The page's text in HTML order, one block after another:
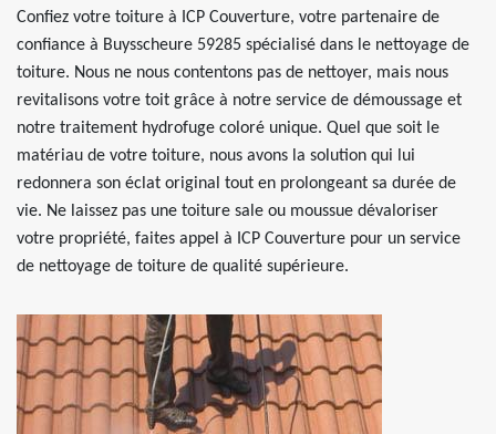
Confiez votre toiture à ICP Couverture, votre partenaire de
confiance à Buysscheure 59285 spécialisé dans le nettoyage de
toiture. Nous ne nous contentons pas de nettoyer, mais nous
revitalisons votre toit grâce à notre service de démoussage et
notre traitement hydrofuge coloré unique. Quel que soit le
matériau de votre toiture, nous avons la solution qui lui
redonnera son éclat original tout en prolongeant sa durée de
vie. Ne laissez pas une toiture sale ou moussue dévaloriser
votre propriété, faites appel à ICP Couverture pour un service
de nettoyage de toiture de qualité supérieure.